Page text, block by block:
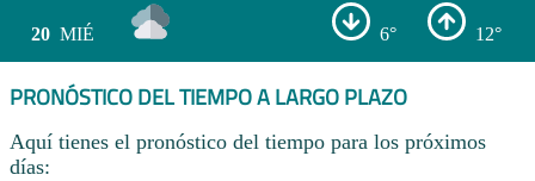
20 MIÉ 6° 12°
PRONÓSTICO DEL TIEMPO A LARGO PLAZO
Aquí tienes el pronóstico del tiempo para los próximos
días: